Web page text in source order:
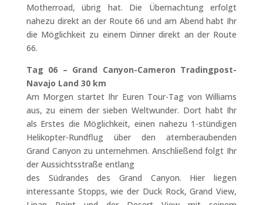
Motherroad, übrig hat. Die Übernachtung erfolgt
nahezu direkt an der Route 66 und am Abend habt Ihr
die Möglichkeit zu einem Dinner direkt an der Route
66.
Tag 06 – Grand Canyon-Cameron Tradingpost-
Navajo Land 30 km
Am Morgen startet Ihr Euren Tour-Tag von Williams
aus, zu einem der sieben Weltwunder. Dort habt Ihr
als Erstes die Möglichkeit, einen nahezu 1-stündigen
Helikopter-Rundflug über den atemberaubenden
Grand Canyon zu unternehmen. Anschließend folgt Ihr
der Aussichtsstraße entlang
des Südrandes des Grand Canyon. Hier liegen
interessante Stopps, wie der Duck Rock, Grand View,